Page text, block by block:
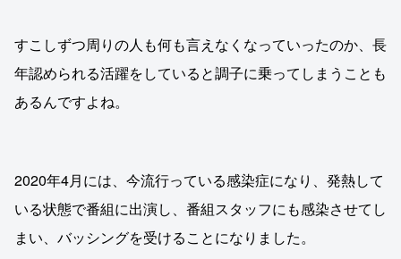
すこしずつ周りの人も何も言えなくなっていったのか、長
年認められる活躍をしていると調子に乗ってしまうことも
あるんですよね。
2020年4月には、今流行っている感染症になり、発熱して
いる状態で番組に出演し、番組スタッフにも感染させてし
まい、バッシングを受けることになりました。